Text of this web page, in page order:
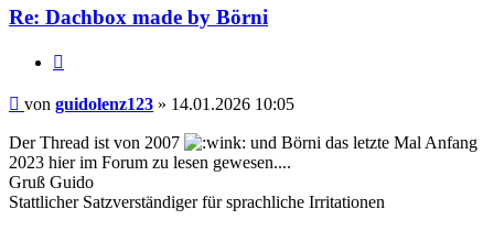
Re: Dachbox made by Börni
Beitrag
von guidolenz123 » 14.01.2026 10:05
Der Thread ist von 2007
und Börni das letzte Mal Anfang
2023 hier im Forum zu lesen gewesen....
Gruß Guido
Stattlicher Satzverständiger für sprachliche Irritationen